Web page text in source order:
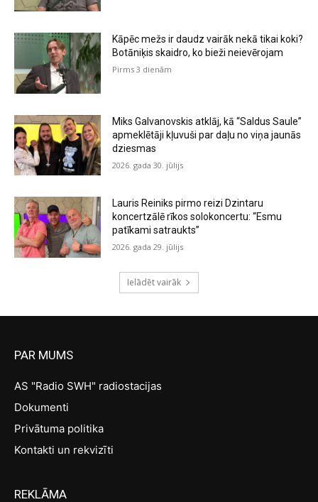
Kāpēc mežs ir daudz vairāk nekā tikai koki?
Botāniķis skaidro, ko bieži neievērojam
Pirms 3 dienām
Miks Galvanovskis atklāj, kā “Saldus Saule”
apmeklētāji kļuvuši par daļu no viņa jaunās
dziesmas
2026. gada 30. jūlijs
Lauris Reiniks pirmo reizi Dzintaru
koncertzālē rīkos solokoncertu: “Esmu
patīkami satraukts”
2026. gada 29. jūlijs
Ielādēt vairāk
PAR MUMS
AS "Radio SWH" radiostacijas
Dokumenti
Privātuma politika
Kontakti un rekvizīti
REKLĀMA